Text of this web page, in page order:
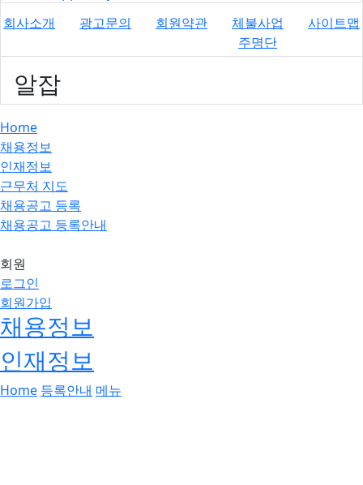
회사소개
광고문의 회원약관
체불사업
주명단
사이트맵
알잡
Home
채용정보
인재정보
근무처 지도
채용공고 등록
채용공고 등록안내
회원
로그인
회원가입
채용정보
인재정보
Home 등록안내 메뉴